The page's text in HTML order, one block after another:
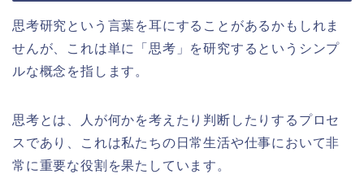
思考研究という言葉を耳にすることがあるかもしれま
せんが、これは単に「思考」を研究するというシンプ
ルな概念を指します。
思考とは、人が何かを考えたり判断したりするプロセ
スであり、これは私たちの日常生活や仕事において非
常に重要な役割を果たしています。